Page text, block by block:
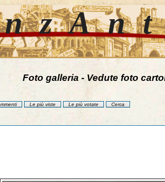
Foto galleria - Vedute foto
Le più viste Le più votate Cerca